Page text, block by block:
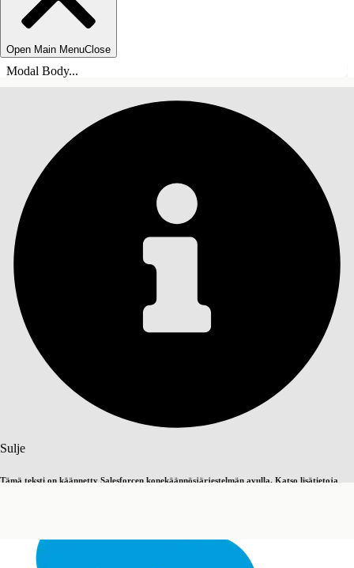
Open Main MenuClose
Modal Body...
Sulje
Tämä teksti on käännetty Salesforcen konekäännösjärjestelmän avulla. Katso lisätietoja
SISÄLLYSLUETTELO